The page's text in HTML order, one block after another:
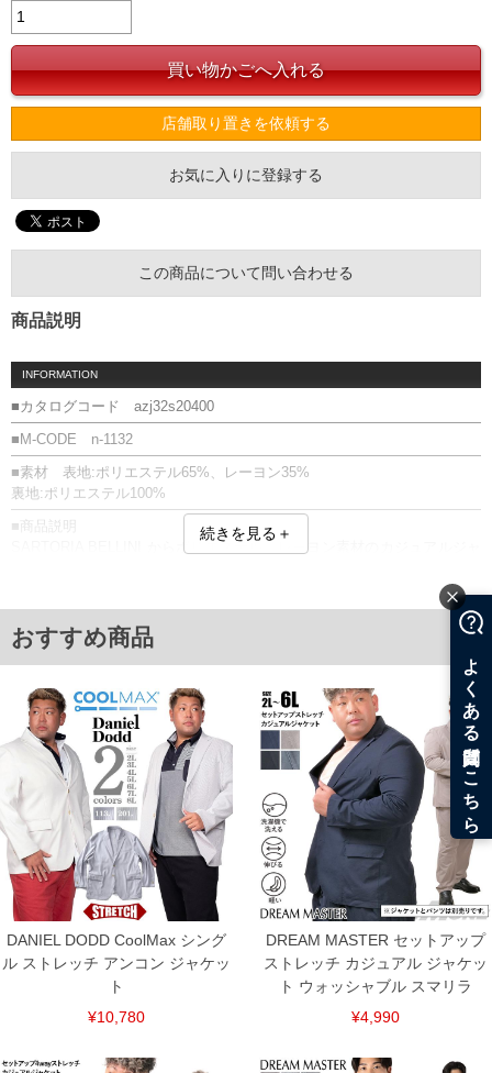
店舗取り置きを依頼する
お気に入りに登録する
この商品について問い合わせる
商品説明
INFORMATION
■カタログコード azj32s20400
■M-CODE n-1132
■素材 表地:ポリエステル65%、レーヨン35%
裏地:ポリエステル100%
■商品説明
SARTORIA BELLINI からポリエステル、レーヨン素材のカジュアルジャ
す。レーヨン素材の為、柔らかな肌触りで、シワになりにくいアイテ
ム。テーラー工場で縫製している為、しっかりとした縫製となっていま
す。黒とグレーの2色展開となっており、幅広い年齢にお勧めできるアイ
テムです。
サイズ/肩幅/袖丈/胸囲/着丈
2L/50/62/124/74
3L/52/63/130/76
4L/54/64/136/78
5L/56/65/142/80
6L/58/66/148/82
単位はcm
※【返品交換について】
返品交換希望の方は、商品到着後1週間以内にご連絡ください。
下着(肌着)やワイシャツは商品の性質上、返品交換不可とさせて頂いております。予め
ご了承くださいませ。
※【ボトムの裾上げをご希望の場合】
裾上げ料金は500円+税となります。
備考欄に股下●cmとご記入下さい。（裾上げ無料対象商品は1本につき税込6,000円以
上の品が対象。1本5,999円以下の商品は有料（500円+税）となります。）
出荷まで約1週間～20日間程お時間を頂く場合がございます。
いている、極端なデザインが施されている等)
続きを見る＋
おすすめ商品
DANIEL DODD CoolMax シング
ル ストレッチ アンコン ジャケッ
ト
¥10,780
DREAM MASTER セットアップ
ストレッチ カジュアル ジャケッ
ト ウォッシャブル スマリラ
¥4,990